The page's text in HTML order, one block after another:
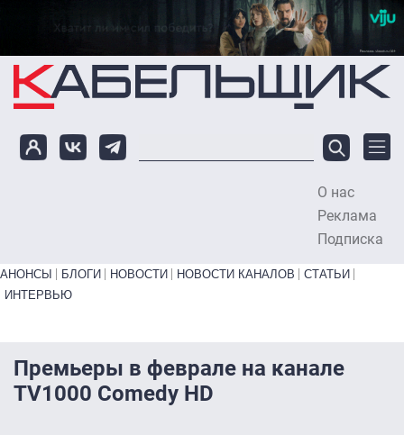
Перейти к основному содержанию
О нас
Реклама
Подписка
Primary links bottom
АНОНСЫ БЛОГИ НОВОСТИ НОВОСТИ КАНАЛОВ
СТАТЬИ
ИНТЕРВЬЮ
Премьеры в феврале на канале
TV1000 Comedy HD